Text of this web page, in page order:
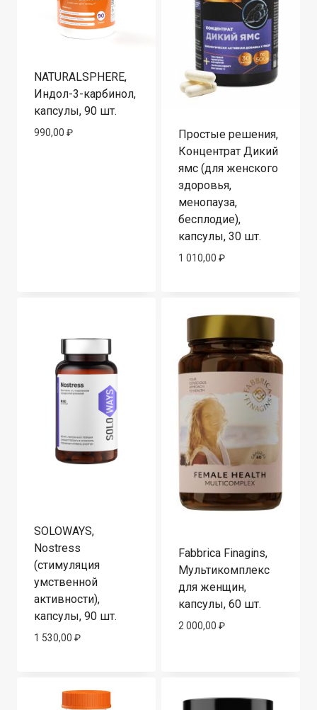
NATURALSPHERE,
Индол-3-карбинол,
капсулы, 90 шт.
990,00 ₽
Простые решения,
Концентрат Дикий
ямс (для женского
здоровья,
менопауза,
бесплодие),
капсулы, 30 шт.
1 010,00 ₽
SOLOWAYS,
Nostress
(стимуляция
умственной
активности),
капсулы, 90 шт.
1 530,00 ₽
Fabbrica Finagins,
Мультикомплекс
для женщин,
капсулы, 60 шт.
2 000,00 ₽